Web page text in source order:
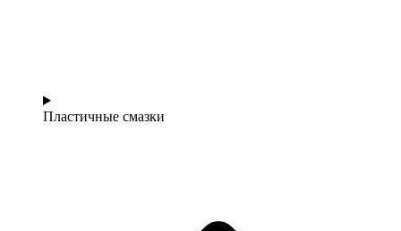
Пластичные смазки